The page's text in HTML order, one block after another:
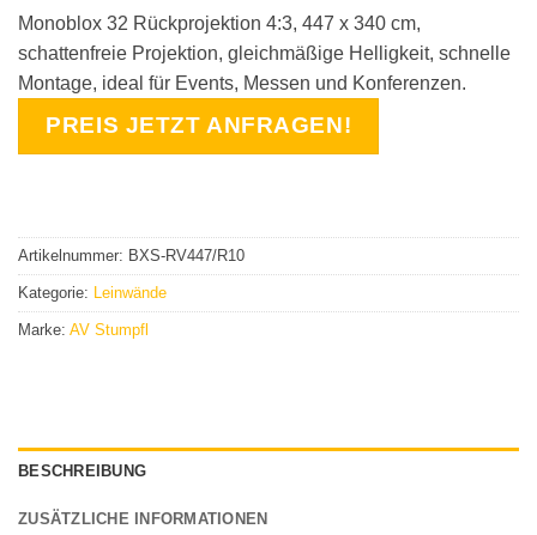
Monoblox 32 Rückprojektion 4:3, 447 x 340 cm,
schattenfreie Projektion, gleichmäßige Helligkeit, schnelle
Montage, ideal für Events, Messen und Konferenzen.
PREIS JETZT ANFRAGEN!
Artikelnummer: BXS-RV447/R10
Kategorie: Leinwände
Marke: AV Stumpfl
BESCHREIBUNG
ZUSÄTZLICHE INFORMATIONEN